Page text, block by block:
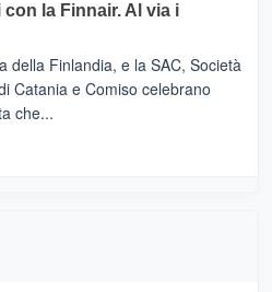
la Finnair. Al via i
della Finlandia, e la SAC, Società
Catania e Comiso celebrano
che...